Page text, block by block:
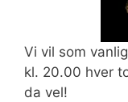
Vi vil som
kl. 20.00 hver
da vel!